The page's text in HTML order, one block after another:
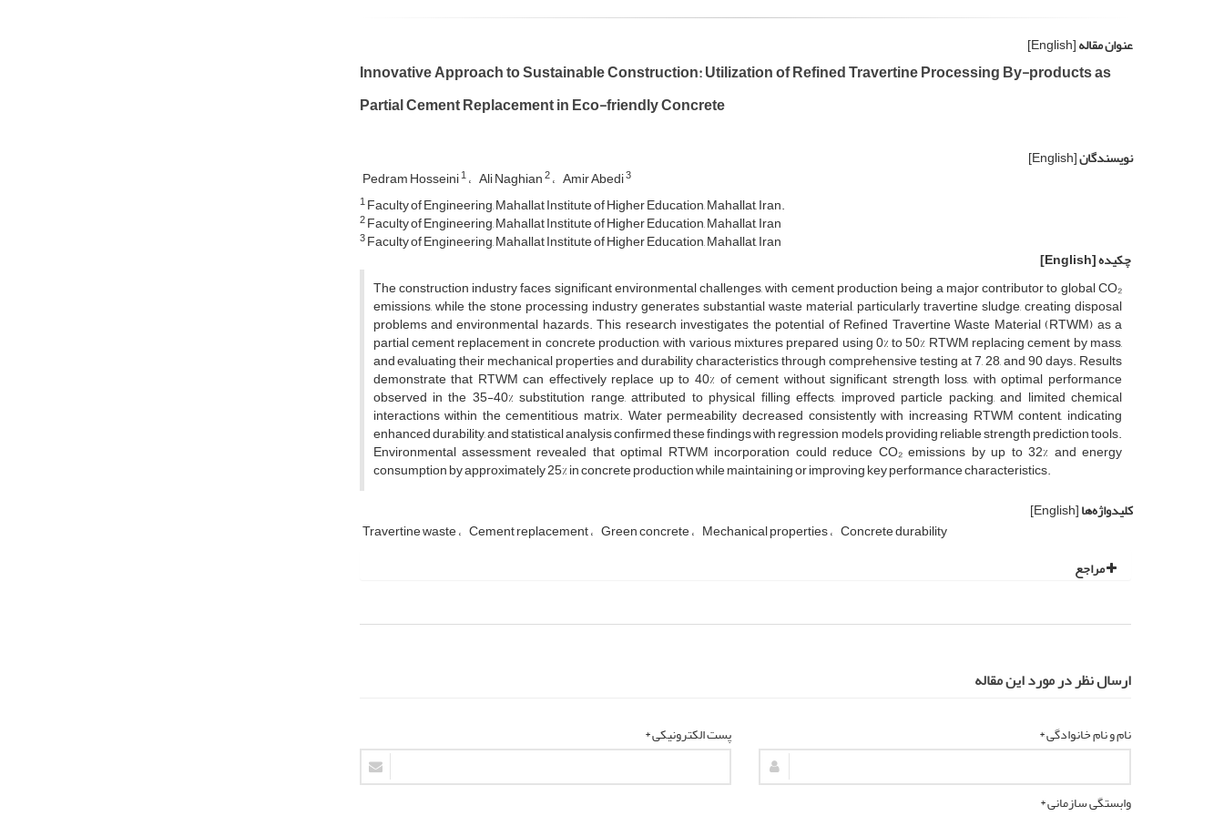
عنوان مقاله[English]
Innovative Approach to Sustainable Construction: Utilization of Refined Travertine Processing By-products as
Partial Cement Replacement in Eco-friendly Concrete
نویسندگان[English]
Pedram Hosseini1 Ali Naghian2 Amir Abedi3
1Faculty of Engineering, Mahallat Institute of Higher Education, Mahallat, Iran.
2Faculty of Engineering, Mahallat Institute of Higher Education, Mahallat, Iran
3Faculty of Engineering, Mahallat Institute of Higher Education, Mahallat, Iran
چکیده[English]
The construction industry faces significant environmental challenges, with cement production being a major contributor to global CO₂
emissions, while the stone processing industry generates substantial waste material, particularly travertine sludge, creating disposal
problems and environmental hazards. This research investigates the potential of Refined Travertine Waste Material (RTWM) as a
partial cement replacement in concrete production, with various mixtures prepared using 0% to 50% RTWM replacing cement by mass,
and evaluating their mechanical properties and durability characteristics through comprehensive testing at 7, 28, and 90 days. Results
demonstrate that RTWM can effectively replace up to 40% of cement without significant strength loss, with optimal performance
observed in the 35-40% substitution range, attributed to physical filling effects, improved particle packing, and limited chemical
interactions within the cementitious matrix. Water permeability decreased consistently with increasing RTWM content, indicating
enhanced durability, and statistical analysis confirmed these findings with regression models providing reliable strength prediction tools.
Environmental assessment revealed that optimal RTWM incorporation could reduce CO₂ emissions by up to 32% and energy
consumption by approximately 25% in concrete production while maintaining or improving key performance characteristics.
کلیدواژه‌ها[English]
Travertine waste Cement replacement Green concrete Mechanical properties Concrete durability
مراجع
ارسال نظر در مورد این مقاله
نام و نام خانوادگی * پست الکترونیکی *
وابستگی سازمانی *